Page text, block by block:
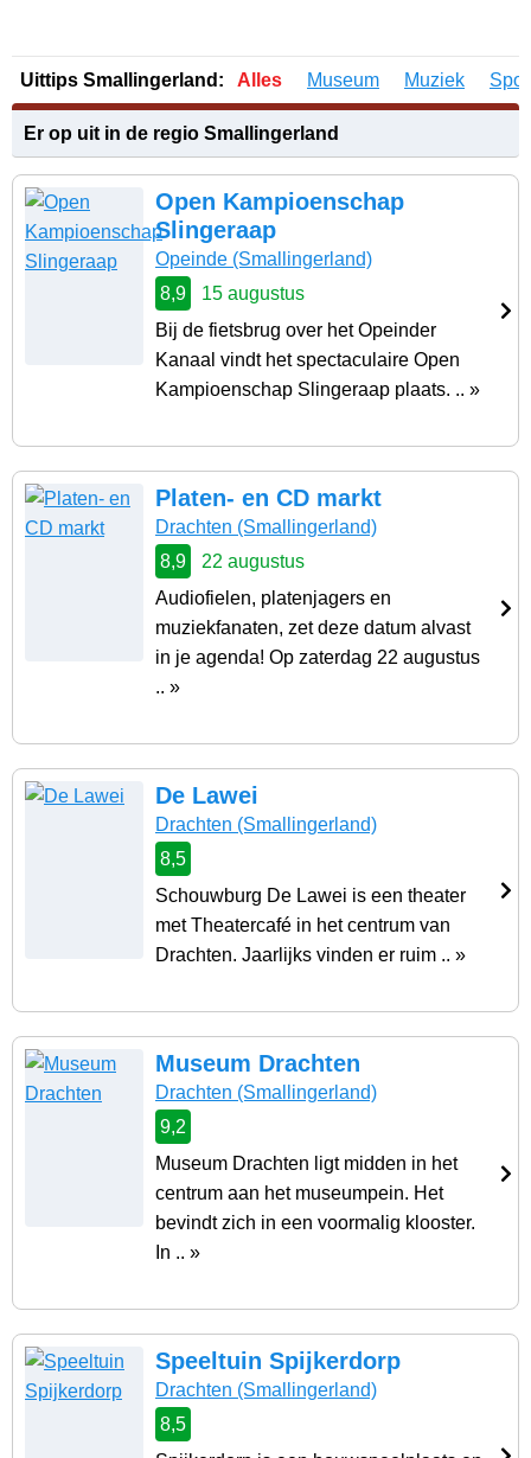
Uittips Smallingerland: Alles Museum Muziek
Er op uit in de regio Smallingerland
Open Kampioenschap
Slingeraap
Opeinde (Smallingerland)
8,9
15 augustus
Bij de fietsbrug over het Opeinder
Kanaal vindt het spectaculaire Open
Kampioenschap Slingeraap plaats. .. »
Platen- en CD markt
Drachten (Smallingerland)
8,9
22 augustus
Audiofielen, platenjagers en
muziekfanaten, zet deze datum alvast
in je agenda! Op zaterdag 22 augustus
.. »
De Lawei
Drachten (Smallingerland)
8,5
Schouwburg De Lawei is een theater
met Theatercafé in het centrum van
Drachten. Jaarlijks vinden er ruim .. »
Museum Drachten
Drachten (Smallingerland)
9,2
Museum Drachten ligt midden in het
centrum aan het museumpein. Het
bevindt zich in een voormalig klooster.
In .. »
Speeltuin Spijkerdorp
Drachten (Smallingerland)
8,5